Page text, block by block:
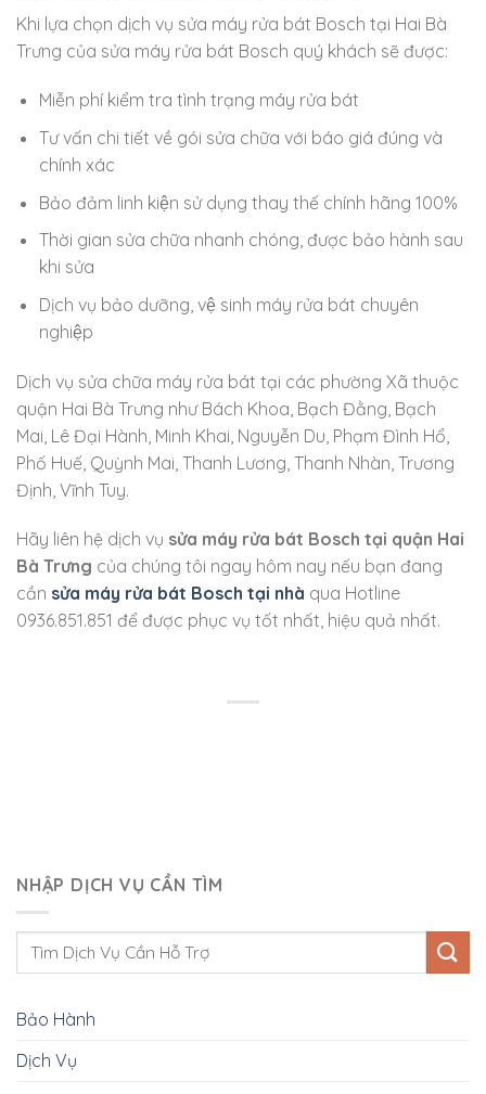
Khi lựa chọn dịch vụ sửa máy rửa bát Bosch tại Hai Bà
Trưng của sửa máy rửa bát Bosch quý khách sẽ được:
Miễn phí kiểm tra tình trạng máy rửa bát
Tư vấn chi tiết về gói sửa chữa với báo giá đúng và
chính xác
Bảo đảm linh kiện sử dụng thay thế chính hãng 100%
Thời gian sửa chữa nhanh chóng, được bảo hành sau
khi sửa
Dịch vụ bảo dưỡng, vệ sinh máy rửa bát chuyên
nghiệp
Dịch vụ sửa chữa máy rửa bát tại các phường Xã thuộc
quận Hai Bà Trưng như Bách Khoa, Bạch Đằng, Bạch
Mai, Lê Đại Hành, Minh Khai, Nguyễn Du, Phạm Đình Hổ,
Phố Huế, Quỳnh Mai, Thanh Lương, Thanh Nhàn, Trương
Định, Vĩnh Tuy.
Hãy liên hệ dịch vụ sửa máy rửa bát Bosch tại quận Hai
Bà Trưng của chúng tôi ngay hôm nay nếu bạn đang
cần sửa máy rửa bát Bosch tại nhà qua Hotline
0936.851.851 để được phục vụ tốt nhất, hiệu quả nhất.
NHẬP DỊCH VỤ CẦN TÌM
Bảo Hành
Dịch Vụ